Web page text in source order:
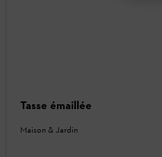
Tasse émaillée
Maison & Jardin